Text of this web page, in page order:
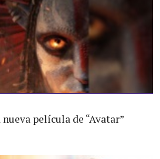
película de “Avatar”